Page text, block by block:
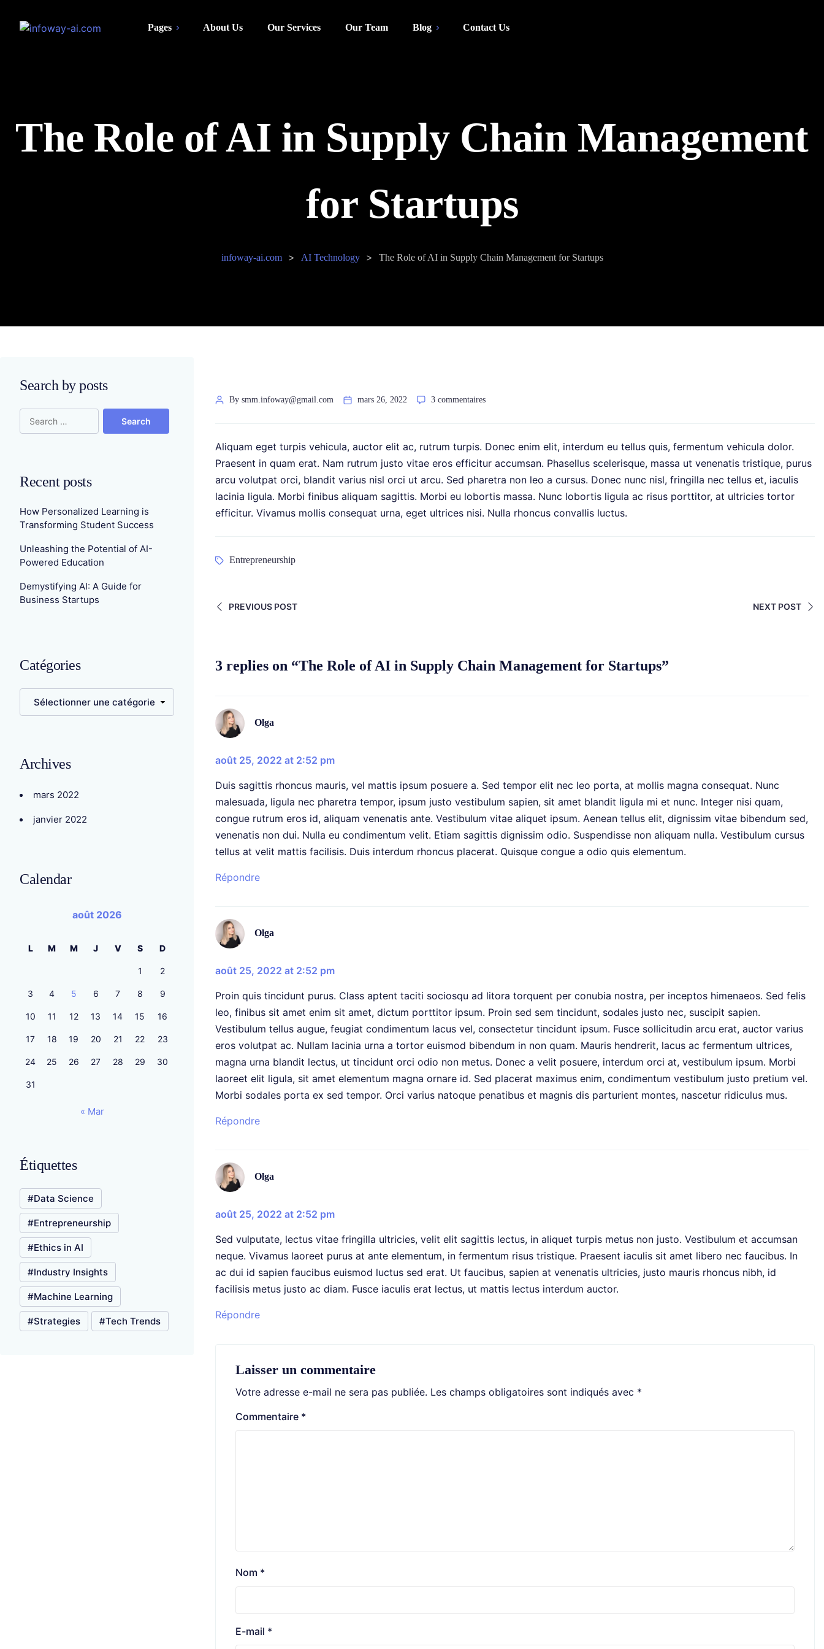
Pages About Us Our Services Our Team Blog Contact Us
The Role of AI in Supply Chain Management
for Startups
infoway-ai.com > AI Technology > The Role of AI in Supply Chain Management for Startups
By smm.infoway@gmail.com mars 26, 2022 3 commentaires
Aliquam eget turpis vehicula, auctor elit ac, rutrum turpis. Donec enim elit, interdum eu tellus quis, fermentum vehicula dolor.
Praesent in quam erat. Nam rutrum justo vitae eros efficitur accumsan. Phasellus scelerisque, massa ut venenatis tristique, purus
arcu volutpat orci, blandit varius nisl orci ut arcu. Sed pharetra non leo a cursus. Donec nunc nisl, fringilla nec tellus et, iaculis
lacinia ligula. Morbi finibus aliquam sagittis. Morbi eu lobortis massa. Nunc lobortis ligula ac risus porttitor, at ultricies tortor
efficitur. Vivamus mollis consequat urna, eget ultrices nisi. Nulla rhoncus convallis luctus.
Entrepreneurship
PREVIOUS POST NEXT POST
3 replies on “The Role of AI in Supply Chain Management for Startups”
Olga
août 25, 2022 at 2:52 pm
Duis sagittis rhoncus mauris, vel mattis ipsum posuere a. Sed tempor elit nec leo porta, at mollis magna consequat. Nunc
malesuada, ligula nec pharetra tempor, ipsum justo vestibulum sapien, sit amet blandit ligula mi et nunc. Integer nisi quam,
congue rutrum eros id, aliquam venenatis ante. Vestibulum vitae aliquet ipsum. Aenean tellus elit, dignissim vitae bibendum sed,
venenatis non dui. Nulla eu condimentum velit. Etiam sagittis dignissim odio. Suspendisse non aliquam nulla. Vestibulum cursus
tellus at velit mattis facilisis. Duis interdum rhoncus placerat. Quisque congue a odio quis elementum.
Répondre
Olga
août 25, 2022 at 2:52 pm
Proin quis tincidunt purus. Class aptent taciti sociosqu ad litora torquent per conubia nostra, per inceptos himenaeos. Sed felis
leo, finibus sit amet enim sit amet, dictum porttitor ipsum. Proin sed sem tincidunt, sodales justo nec, suscipit sapien.
Vestibulum tellus augue, feugiat condimentum lacus vel, consectetur tincidunt ipsum. Fusce sollicitudin arcu erat, auctor varius
eros volutpat ac. Nullam lacinia urna a tortor euismod bibendum in non quam. Mauris hendrerit, lacus ac fermentum ultrices,
magna urna blandit lectus, ut tincidunt orci odio non metus. Donec a velit posuere, interdum orci at, vestibulum ipsum. Morbi
laoreet elit ligula, sit amet elementum magna ornare id. Sed placerat maximus enim, condimentum vestibulum justo pretium vel.
Morbi sodales porta ex sed tempor. Orci varius natoque penatibus et magnis dis parturient montes, nascetur ridiculus mus.
Répondre
Olga
août 25, 2022 at 2:52 pm
Sed vulputate, lectus vitae fringilla ultricies, velit elit sagittis lectus, in aliquet turpis metus non justo. Vestibulum et accumsan
neque. Vivamus laoreet purus at ante elementum, in fermentum risus tristique. Praesent iaculis sit amet libero nec faucibus. In
ac dui id sapien faucibus euismod luctus sed erat. Ut faucibus, sapien at venenatis ultricies, justo mauris rhoncus nibh, id
facilisis metus justo ac diam. Fusce iaculis erat lectus, ut mattis lectus interdum auctor.
Répondre
Laisser un commentaire
Votre adresse e-mail ne sera pas publiée. Les champs obligatoires sont indiqués avec *
Commentaire *
Nom *
E-mail *
Search by posts
Recent posts
How Personalized Learning is
Transforming Student Success
Unleashing the Potential of AI-
Powered Education
Demystifying AI: A Guide for
Business Startups
Catégories
Archives
mars 2022
janvier 2022
Calendar
août 2026
L M M J V S D
1 2
3 4 5 6 7 8 9
10 11 12 13 14 15 16
17 18 19 20 21 22 23
24 25 26 27 28 29 30
31
« Mar
Étiquettes
Data Science
Entrepreneurship
Ethics in AI
Industry Insights
Machine Learning
Strategies Tech Trends